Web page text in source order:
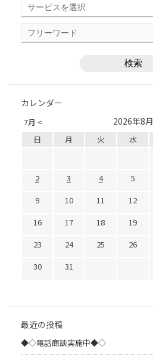
カレンダー
7月 < 2026年8月
日 月 火 水
2
3 4 5
9
10 11 12
16
17 18 19
23
24 25 26
30
31
最近の投稿
◆◇電話商談実施中◆◇